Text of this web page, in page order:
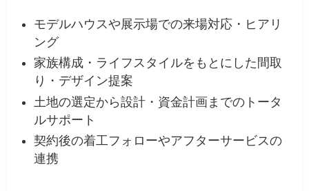
モデルハウスや展示場での来場対応・ヒアリ
ング
家族構成・ライフスタイルをもとにした間取
り・デザイン提案
土地の選定から設計・資金計画までのトータ
ルサポート
契約後の着工フォローやアフターサービスの
連携